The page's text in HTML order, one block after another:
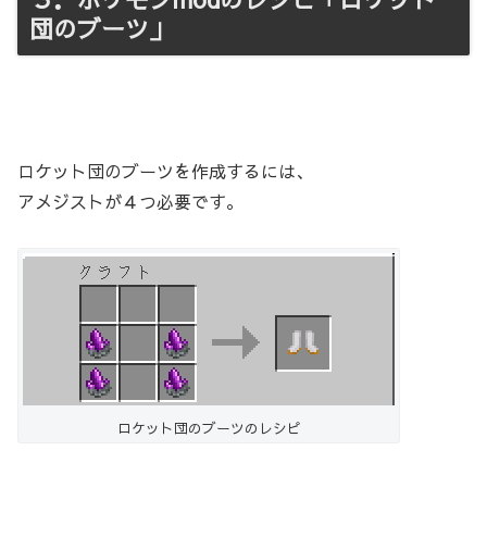
団のブーツ」
ロケット団のブーツを作成するには、
アメジストが４つ必要です。
ロケット団のブーツのレシピ